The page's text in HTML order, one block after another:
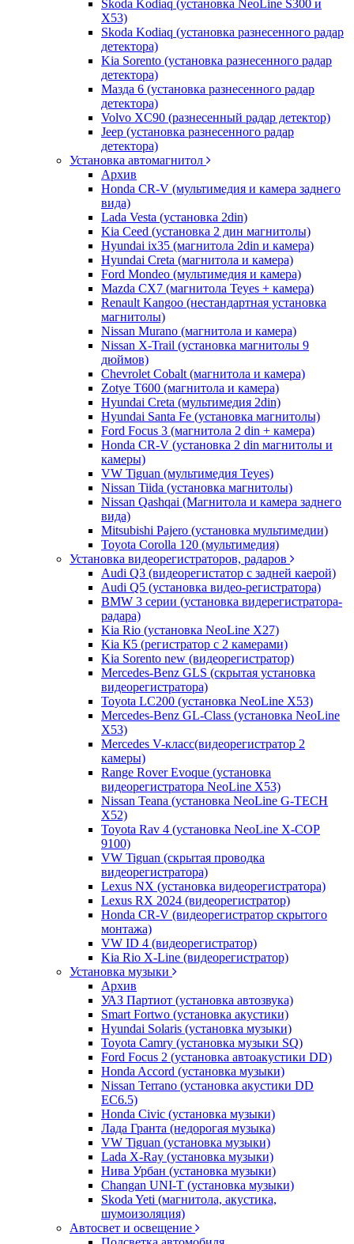
Skoda Kodiaq (установка NeoLine S300 и
X53)
Skoda Kodiaq (установка разнесенного радар
детектора)
Kia Sorento (установка разнесенного радар
детектора)
Мазда 6 (установка разнесенного радар
детектора)
Volvo XC90 (разнесенный радар детектор)
Jeep (установка разнесенного радар
детектора)
Установка автомагнитол
Архив
Honda CR-V (мультимедия и камера заднего
вида)
Lada Vesta (установка 2din)
Kia Ceed (установка 2 дин магнитолы)
Hyundai ix35 (магнитола 2din и камера)
Hyundai Creta (магнитола и камера)
Ford Mondeo (мультимедия и камера)
Mazda CX7 (магнитола Teyes + камера)
Renault Kangoo (нестандартная установка
магнитолы)
Nissan Murano (магнитола и камера)
Nissan X-Trail (установка магнитолы 9
дюймов)
Chevrolet Cobalt (магнитола и камера)
Zotye T600 (магнитола и камера)
Hyundai Creta (мультимедия 2din)
Hyundai Santa Fe (установка магнитолы)
Ford Focus 3 (магнитола 2 din + камера)
Honda CR-V (установка 2 din магнитолы и
камеры)
VW Tiguan (мультимедия Teyes)
Nissan Tiida (установка магнитолы)
Nissan Qashqai (Магнитола и камера заднего
вида)
Mitsubishi Pajero (установка мультимедии)
Toyota Corolla 120 (мультимедия)
Установка видеорегистраторов, радаров
Audi Q3 (видеорегистатор с задней каерой)
Audi Q5 (установка видео-регистратора)
BMW 3 серии (установка видерегистратора-
радара)
Kia Rio (установка NeoLine X27)
Kia К5 (регистратор с 2 камерами)
Kia Sorento new (видеорегистратор)
Mercedes-Benz GLS (скрытая установка
видеорегистратора)
Toyota LC200 (установка NeoLine X53)
Mercedes-Benz GL-Class (установка NeoLine
X53)
Mercedes V-класс(видеорегистратор 2
камеры)
Range Rover Evoque (установка
видеорегистратора NeoLine X53)
Nissan Teana (установка NeoLine G-TECH
X52)
Toyota Rav 4 (установка NeoLine X-COP
9100)
VW Tiguan (скрытая проводка
видеорегистратора)
Lexus NX (установка видеорегистратора)
Lexus RX 2024 (видеорегистратор)
Honda CR-V (видеорегистратор скрытого
монтажа)
VW ID 4 (видеорегистратор)
Kia Rio X-Line (видеорегистратор)
Установка музыки
Архив
УАЗ Партиот (установка автозвука)
Smart Fortwo (установка акустики)
Hyundai Solaris (установка музыки)
Toyota Camry (установка музыки SQ)
Ford Focus 2 (установка автоакустики DD)
Honda Accord (установка музыки)
Nissan Terrano (установка акустики DD
EC6.5)
Honda Civic (установка музыки)
Лада Гранта (недорогая музыка)
VW Tiguan (установка музыки)
Lada X-Ray (установка музыки)
Нива Урбан (установка музыки)
Changan UNI-T (установка музыки)
Skoda Yeti (магнитола, акустика,
шумоизоляция)
Автосвет и освещение